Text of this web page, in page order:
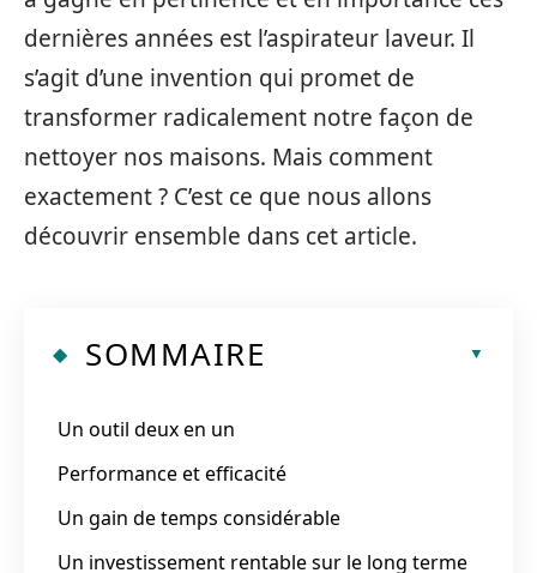
dernières années est l’aspirateur laveur. Il
s’agit d’une invention qui promet de
transformer radicalement notre façon de
nettoyer nos maisons. Mais comment
exactement ? C’est ce que nous allons
découvrir ensemble dans cet article.
SOMMAIRE
Un outil deux en un
Performance et efficacité
Un gain de temps considérable
Un investissement rentable sur le long terme